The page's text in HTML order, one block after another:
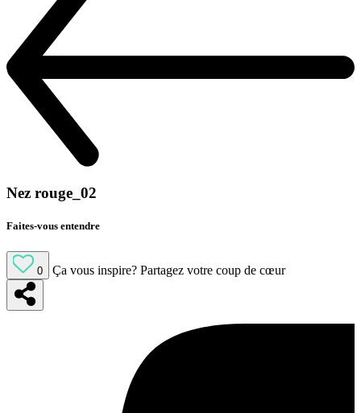
Nez rouge_02
Faites-vous entendre
0 Ça vous inspire? Partagez votre coup de cœur